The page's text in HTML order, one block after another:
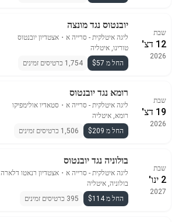
שבת
12 דצ'
2026
יובנטוס נגד מונצה
ליגה איטלקית - סרייה א ・ אצטדיון יובנטוס
טורינו, איטליה
החל מ $57
1,754 כרטיסים זמינים
שבת
19 דצ'
2026
רומא נגד יובנטוס
ליגה איטלקית - סרייה א ・ סטאדיו אולימפיקו
רומא, איטליה
החל מ $209
1,506 כרטיסים זמינים
שבת
2 ינו'
2027
בולוניה נגד יובנטוס
ליגה איטלקית - סרייה א ・ אצטדיון רנאטו דלארה
בולוניה, איטליה
החל מ $114
395 כרטיסים זמינים